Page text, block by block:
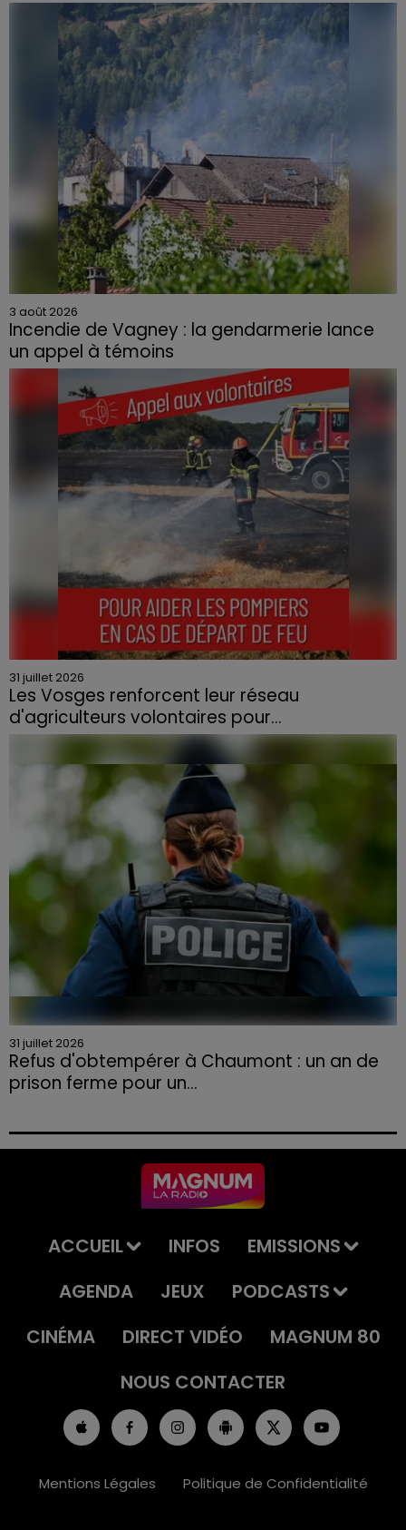
3 août 2026
Incendie de Vagney : la gendarmerie lance
un appel à témoins
Le feu, parti d'une haie avant de se propager au
quartier résidentiel, avait détruit deux habitations et
contraint à l'évacuation d'une centaine de personnes.
31 juillet 2026
Les Vosges renforcent leur réseau
d'agriculteurs volontaires pour...
Face à la sécheresse et aux risques de départs de feu,
la Chambre d'agriculture des Vosges a lancé un appel
aux agriculteurs volontaires pour venir en aide...
31 juillet 2026
Refus d'obtempérer à Chaumont : un an de
prison ferme pour un...
permis et la confiscation de son véhicule.
ACCUEIL INFOS
EMISSIONS
AGENDA
JEUX
PODCASTS
CINÉMA
DIRECT VIDÉO
MAGNUM 80
NOUS CONTACTER
Mentions Légales Politique de Confidentialité